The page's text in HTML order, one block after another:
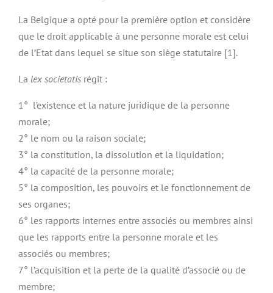
La Belgique a opté pour la première option et considère
que le droit applicable à une personne morale est celui
de l’Etat dans lequel se situe son siège statutaire [1].
La lex societatis régit :
1° l’existence et la nature juridique de la personne
morale;
2° le nom ou la raison sociale;
3° la constitution, la dissolution et la liquidation;
4° la capacité de la personne morale;
5° la composition, les pouvoirs et le fonctionnement de
ses organes;
6° les rapports internes entre associés ou membres ainsi
que les rapports entre la personne morale et les
associés ou membres;
7° l’acquisition et la perte de la qualité d’associé ou de
membre;